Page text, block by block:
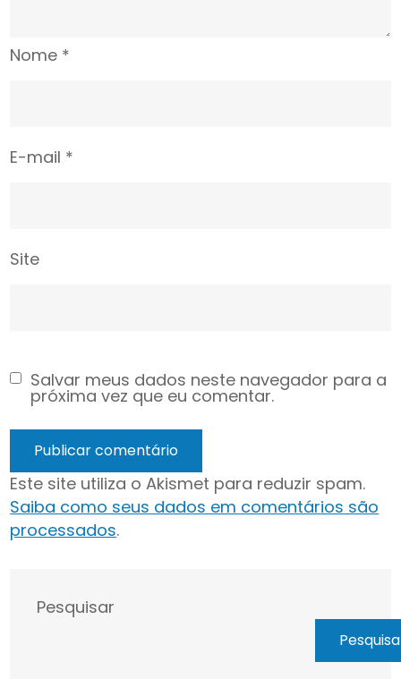
Nome *
E-mail *
Site
Salvar meus dados neste navegador para a
próxima vez que eu comentar.
Este site utiliza o Akismet para reduzir spam.
Saiba como seus dados em comentários são
processados.
Pesquisar